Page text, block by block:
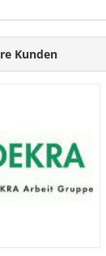
Kunden